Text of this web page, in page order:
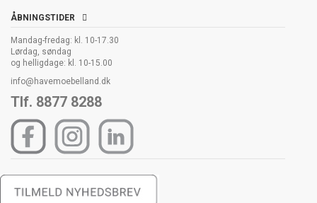
ÅBNINGSTIDER
Mandag-fredag: kl. 10-17.30
Lørdag, søndag
og helligdage: kl. 10-15.00
info@havemoebelland.dk
Tlf. 8877 8288